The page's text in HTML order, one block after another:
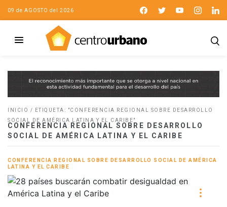
09 de AGOSTO del 2026
INICIO /
ETIQUETA: "CONFERENCIA REGIONAL SOBRE DESARROLLO
SOCIAL DE AMÉRICA LATINA Y EL CARIBE"
CONFERENCIA REGIONAL SOBRE DESARROLLO
SOCIAL DE AMÉRICA LATINA Y EL CARIBE
CONFERENCIA REGIONAL SOBRE DESARROLLO SOCIAL DE AMÉRICA
LATINA Y EL CARIBE